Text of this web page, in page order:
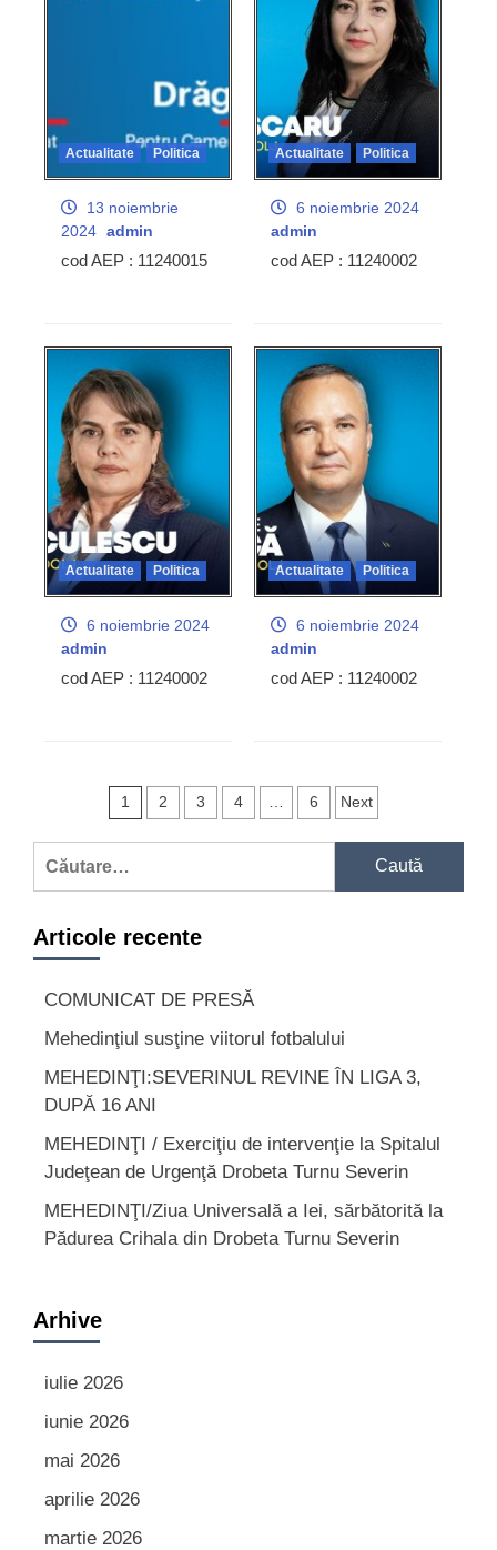
Actualitate Politica
13 noiembrie
2024 admin
cod AEP : 11240015
Actualitate Politica
6 noiembrie 2024
admin
cod AEP : 11240002
Actualitate Politica
6 noiembrie 2024
admin
cod AEP : 11240002
Actualitate Politica
6 noiembrie 2024
admin
cod AEP : 11240002
Navigare
în
articole
1 2 3 4 6 Next
Articole recente
COMUNICAT DE PRESĂ
Mehedinţiul susţine viitorul fotbalului
MEHEDINŢI:SEVERINUL REVINE ÎN LIGA 3,
DUPĂ 16 ANI
MEHEDINŢI / Exerciţiu de intervenţie la Spitalul
Judeţean de Urgenţă Drobeta Turnu Severin
MEHEDINŢI/Ziua Universală a Iei, sărbătorită la
Pădurea Crihala din Drobeta Turnu Severin
Arhive
iulie 2026
iunie 2026
mai 2026
aprilie 2026
martie 2026